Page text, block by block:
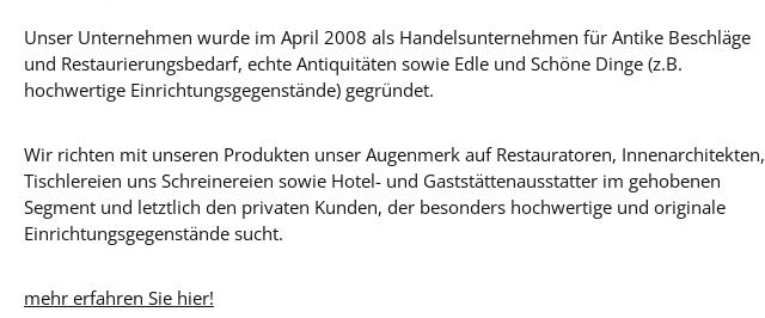
Unser Unternehmen wurde im April 2008 als Handelsunternehmen für Antike Beschläge
und Restaurierungsbedarf, echte Antiquitäten sowie Edle und Schöne Dinge (z.B.
hochwertige Einrichtungsgegenstände) gegründet.
Wir richten mit unseren Produkten unser Augenmerk auf Restauratoren, Innenarchitekten,
Tischlereien uns Schreinereien sowie Hotel- und Gaststättenausstatter im gehobenen
Segment und letztlich den privaten Kunden, der besonders hochwertige und originale
Einrichtungsgegenstände sucht.
mehr erfahren Sie hier!